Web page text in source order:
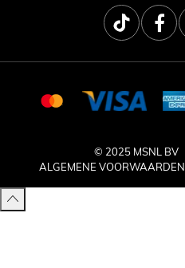
© 2025 MSNL BV
ALGEMENE VOORWAARDEN